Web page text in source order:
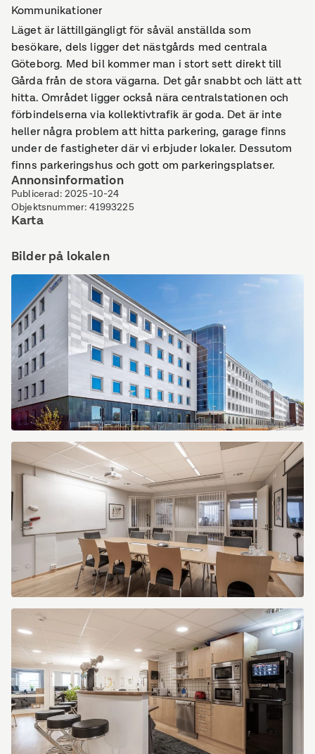
Kommunikationer
Läget är lättillgängligt för såväl anställda som
besökare, dels ligger det nästgårds med centrala
Göteborg. Med bil kommer man i stort sett direkt till
Gårda från de stora vägarna. Det går snabbt och lätt att
hitta. Området ligger också nära centralstationen och
förbindelserna via kollektivtrafik är goda. Det är inte
heller några problem att hitta parkering, garage finns
under de fastigheter där vi erbjuder lokaler. Dessutom
finns parkeringshus och gott om parkeringsplatser.
Annonsinformation
Publicerad: 2025-10-24
Objektsnummer:41993225
Karta
Bilder på lokalen
Södra
Gubberogatan
Gubberogatan
8